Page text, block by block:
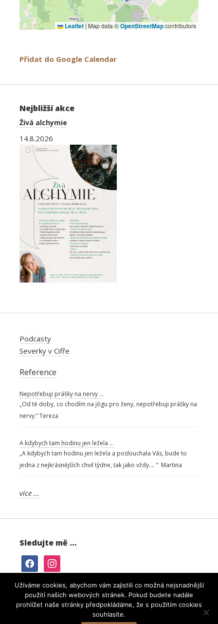
Leaflet | Map data ©OpenStreetMapcontributors
Přidat do Google Calendar
Nejbližší akce
Živá alchymie
14.8.2026
Podcasty
Severky v Cifře
Reference
Nepotřebuji prášky na nervy …
„Od té doby, co chodím na jógu pro ženy, nepotřebuji prášky na
nervy.“ Tereza
A kdybych tam hodinu jen ležela …
„A kdybych tam hodinu jen ležela a poslouchala Vás, bude to
jedna z nejkrásnějších chvil týdne, tak jako vždy…. “ Martina
více ...
Sledujte mě …
facebookinstagram
Web vytvořilaIPC Corporation s.r.o.
Užíváme cookies, abychom vám zajistili co možná nejsnadnější
použití našich webových stránek. Pokud budete nadále
prohlížet naše stránky předpokládáme, že s použitím cookies
souhlasíte.